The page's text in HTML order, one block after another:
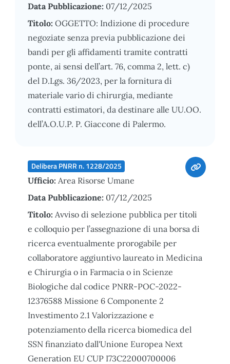
Data Pubblicazione: 07/12/2025
Titolo: OGGETTO: Indizione di procedure
negoziate senza previa pubblicazione dei
bandi per gli affidamenti tramite contratti
ponte, ai sensi dell’art. 76, comma 2, lett. c)
del D.Lgs. 36/2023, per la fornitura di
materiale vario di chirurgia, mediante
contratti estimatori, da destinare alle UU.OO.
dell’A.O.U.P. P. Giaccone di Palermo.
Delibera PNRR n. 1228/2025
Ufficio: Area Risorse Umane
Data Pubblicazione: 07/12/2025
Titolo: Avviso di selezione pubblica per titoli
e colloquio per l’assegnazione di una borsa di
ricerca eventualmente prorogabile per
collaboratore aggiuntivo laureato in Medicina
e Chirurgia o in Farmacia o in Scienze
Biologiche dal codice PNRR-POC-2022-
12376588 Missione 6 Componente 2
Investimento 2.1 Valorizzazione e
potenziamento della ricerca biomedica del
SSN finanziato dall'Unione Europea Next
Generation EU CUP I73C22000700006